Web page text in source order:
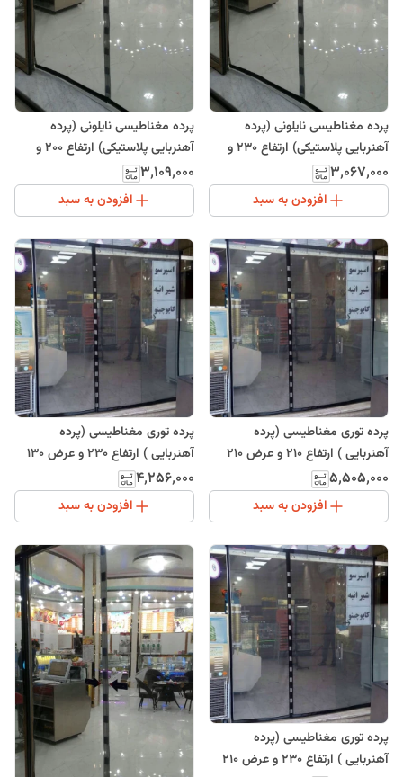
پرده مغناطیسی نایلونی (پرده
آهنربایی پلاستیکی) ارتفاع 230 و
عرض 195
۳٬۰۶۷٬۰۰۰
افزودن به سبد
پرده مغناطیسی نایلونی (پرده
آهنربایی پلاستیکی) ارتفاع 200 و
عرض 200
۳٬۱۰۹٬۰۰۰
افزودن به سبد
پرده توری مغناطیسی (پرده
آهنربایی ) ارتفاع 210 و عرض 210
(ارسال رایگان)
۵٬۵۰۵٬۰۰۰
افزودن به سبد
پرده توری مغناطیسی (پرده
آهنربایی ) ارتفاع 230 و عرض 130
(ارسال رایگان)
۴٬۲۵۶٬۰۰۰
افزودن به سبد
پرده توری مغناطیسی (پرده
آهنربایی ) ارتفاع 230 و عرض 210